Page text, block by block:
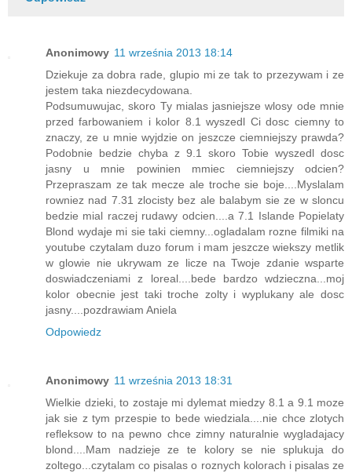
Anonimowy 11 września 2013 18:14
Dziekuje za dobra rade, glupio mi ze tak to przezywam i ze
jestem taka niezdecydowana.
Podsumuwujac, skoro Ty mialas jasniejsze wlosy ode mnie
przed farbowaniem i kolor 8.1 wyszedl Ci dosc ciemny to
znaczy, ze u mnie wyjdzie on jeszcze ciemniejszy prawda?
Podobnie bedzie chyba z 9.1 skoro Tobie wyszedl dosc
jasny u mnie powinien mmiec ciemniejszy odcien?
Przepraszam ze tak mecze ale troche sie boje....Myslalam
rowniez nad 7.31 zlocisty bez ale balabym sie ze w sloncu
bedzie mial raczej rudawy odcien....a 7.1 Islande Popielaty
Blond wydaje mi sie taki ciemny...ogladalam rozne filmiki na
youtube czytalam duzo forum i mam jeszcze wiekszy metlik
w glowie nie ukrywam ze licze na Twoje zdanie wsparte
doswiadczeniami z loreal....bede bardzo wdzieczna...moj
kolor obecnie jest taki troche zolty i wyplukany ale dosc
jasny....pozdrawiam Aniela
Odpowiedz
Anonimowy 11 września 2013 18:31
Wielkie dzieki, to zostaje mi dylemat miedzy 8.1 a 9.1 moze
jak sie z tym przespie to bede wiedziala....nie chce zlotych
refleksow to na pewno chce zimny naturalnie wygladajacy
blond....Mam nadzieje ze te kolory se nie splukuja do
zoltego...czytalam co pisalas o roznych kolorach i pisalas ze